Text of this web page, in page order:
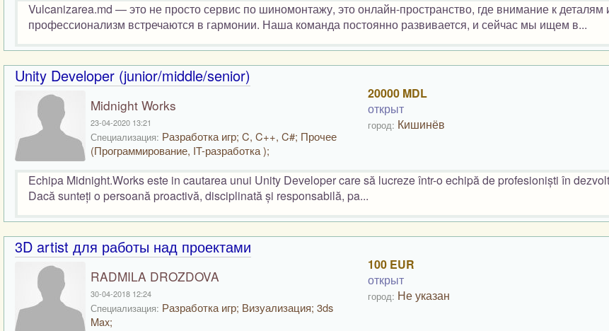
Vulcanizarea.md — это не просто сервис по шиномонтажу, это онлайн-пространство, где внимание к деталям
профессионализм встречаются в гармонии. Наша команда постоянно развивается, и сейчас мы ищем в...
Unity Developer (junior/middle/senior)
Midnight Works
23-04-2020 13:21
Специализация: Разработка игр; C, C++, C#; Прочее
(Программирование, IT-разработка );
20000 MDL
открыт
город: Кишинёв
Echipa Midnight.Works este in cautarea unui Unity Developer care să lucreze într-o echipă de profesioniști în
Dacă sunteți o persoană proactivă, disciplinată și responsabilă, pa...
3D artist для работы над проектами
RADMILA DROZDOVA
30-04-2018 12:24
Специализация: Разработка игр; Визуализация; 3ds
Max;
100 EUR
открыт
город: Не указан